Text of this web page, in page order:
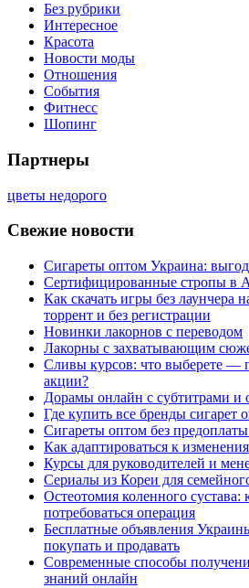
Без рубрики
Интересное
Красота
Новости моды
Отношения
События
Фитнесс
Шопинг
Партнеры
цветы недорого
Свежие новости
Сигареты оптом Украина:
Сертифицированные стропы в
Как скачать игры без лаунчера
торрент и без регистрации
Новинки лакорнов с переводом
Лакорны с захватывающим
Сливы курсов: что выберете —
акции?
Дорамы онлайн с субтитрами и
Где купить все бренды сигарет
Сигареты оптом без
Как адаптироваться к
Курсы для руководителей и
Сериалы из Кореи для
Остеотомия коленного сустава:
потребоваться операция
Бесплатные объявления
покупать и продавать
Современные способы
знаний онлайн